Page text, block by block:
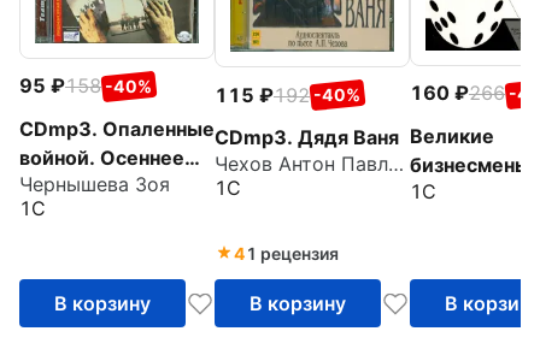
95 158 -40%
CDmp3. Опаленные
войной. Осеннее
интермеццо
Чернышева Зоя
1С
В корзину
115 192 -40%
CDmp3. Дядя Ваня
Чехов Антон Павлович
1С
41 рецензия
В корзину
160 266 -
Великие
бизнесмены
(CDmp3)
1С
В корзину